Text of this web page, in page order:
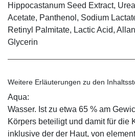
Hippocastanum Seed Extract,
Acetate, Panthenol, Sodium
Retinyl Palmitate, Lactic Acid,
Glycerin
Weitere Erläuterungen zu den
Aqua:
Wasser. Ist zu etwa 65 % am
Körpers beteiligt und damit für die
inklusive der der Haut, von